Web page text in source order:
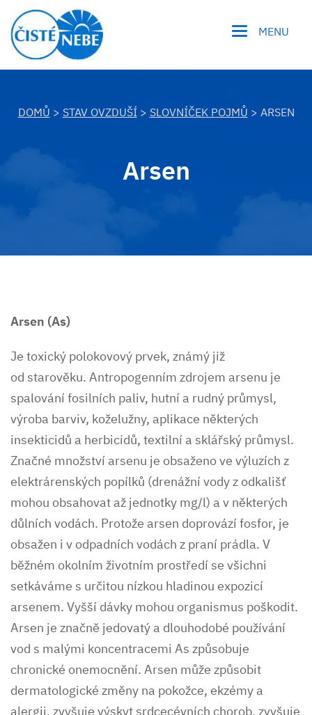
MENU
DOMŮ > STAV OVZDUŠÍ> SLOVNÍČEK POJMŮ > ARSEN
Arsen
Arsen (As)
Je toxický polokovový prvek, známý již
od starověku. Antropogenním zdrojem arsenu je
spalování fosilních paliv, hutní a rudný průmysl,
výroba barviv, koželužny, aplikace některých
insekticidů a herbicidů, textilní a sklářský průmysl.
Značné množství arsenu je obsaženo ve výluzích z
elektrárenských popílků (drenážní vody z odkališť
mohou obsahovat až jednotky mg/l) a v některých
důlních vodách. Protože arsen doprovází fosfor, je
obsažen i v odpadních vodách z praní prádla. V
běžném okolním životním prostředí se všichni
setkáváme s určitou nízkou hladinou expozicí
arsenem. Vyšší dávky mohou organismus poškodit.
Arsen je značně jedovatý a dlouhodobé používání
vod s malými koncentracemi As způsobuje
chronické onemocnění. Arsen může způsobit
dermatologické změny na pokožce, ekzémy a
alergii, zvyšuje výskyt srdcecévních chorob, zvyšuje